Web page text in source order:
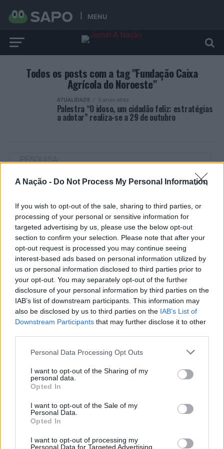
A Nação - Do Not Process My Personal Information
If you wish to opt-out of the sale, sharing to third parties, or
processing of your personal or sensitive information for
targeted advertising by us, please use the below opt-out
section to confirm your selection. Please note that after your
opt-out request is processed you may continue seeing
interest-based ads based on personal information utilized by
us or personal information disclosed to third parties prior to
your opt-out. You may separately opt-out of the further
disclosure of your personal information by third parties on the
IAB’s list of downstream participants. This information may
also be disclosed by us to third parties on the IAB’s List of
Downstream Participants that may further disclose it to other
Personal Data Processing Opt Outs
I want to opt-out of the Sharing of my
personal data.
Opted In
I want to opt-out of the Sale of my
Personal Data.
Opted In
I want to opt-out of processing my
Personal Data for Targeted Advertising.
MENU
Todos os posts com a tag "Fundação Caixa
Agrícola do Noroeste"
ATUALIDADE 5 anos atrás
Palestra “O idoso, um cidadão feliz: estratégias
a adotar” realiza-se a 29 de outubro
ARTIGOS RECENTES
“Millennium Estoril Open 2026” regressou ao circuito ATP
com vitória do francês Luca Van Assche
Castelo Branco: “Bienal Internacional de Artes e Ofícios”
promete afirmar artesanato, património e inovação como
“motores de desenvolvimento económico e cultural” do
município português
Covilhã: Especialista aponta investimento estrangeiro e
valorização imobiliária como motores do crescimento da
Beira Interior
FUNCEX para “reforçar inteligência sobre comércio
Esposende acolhe festival de kitesurf